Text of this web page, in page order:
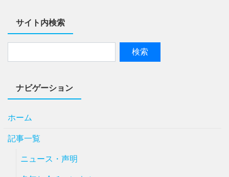
サイト内検索
ナビゲーション
ホーム
記事一覧
ニュース・声明